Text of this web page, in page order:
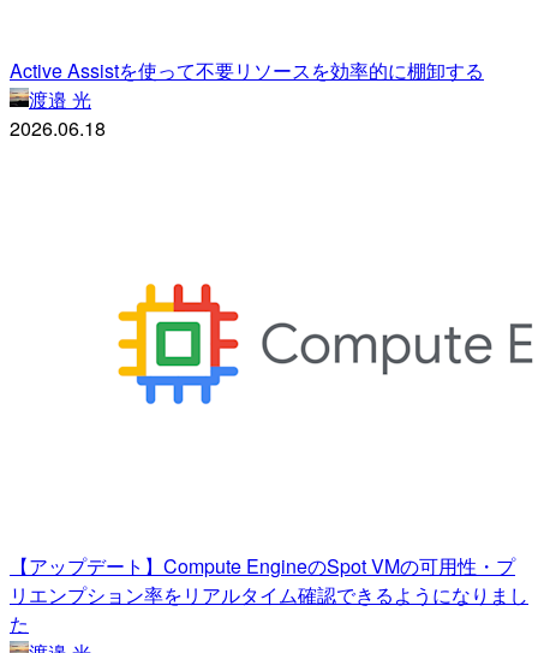
Active Assistを使って不要リソースを効率的に棚卸する
渡邉 光
2026.06.18
【アップデート】Compute EngineのSpot VMの可用性・プ
リエンプション率をリアルタイム確認できるようになりまし
た